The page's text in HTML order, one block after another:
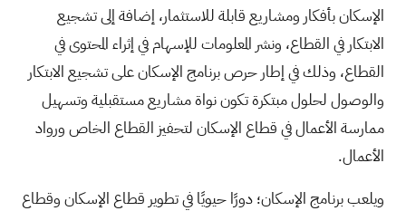
الإسكان بأفكار ومشاريع قابلة للاستثمار، إضافة إلى تشجيع
الابتكار في القطاع، ونشر المعلومات للإسهام في إثراء المحتوى في
القطاع، وذلك في إطار حرص برنامج الإسكان على تشجيع الابتكار
والوصول لحلول مبتكرة تكون نواة مشاريع مستقبلية وتسهيل
ممارسة الأعمال في قطاع الإسكان لتحفيز القطاع الخاص ورواد
الأعمال.
ويلعب برنامج الإسكان؛ دورًا حيويًا في تطوير قطاع الإسكان وقطاع